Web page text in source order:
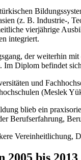
(z. B. Industrie-,
vierjährige
integriert.
der weiterhin
Im Diplom befindet
und
(Meslek
blieb ein
Berufserfahrung,
Vereinheitlichung,